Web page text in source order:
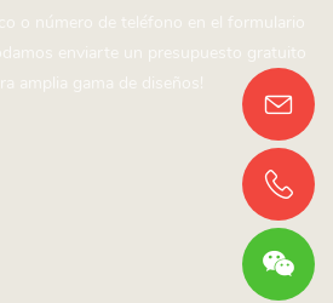
o número de teléfono en el formulario
enviarte un presupuesto gratuito
amplia gama de diseños!